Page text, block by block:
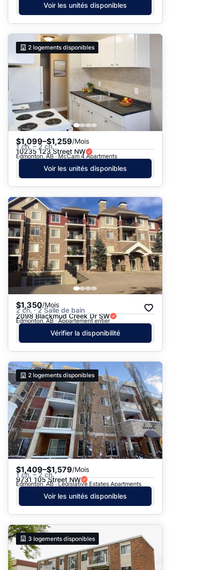
Voir les unités disponibles
2 logements disponibles
$1,099–$1,259/Mois
1 ch. – 2 ch.
10235 123 Street NW
Edmonton, AB · McCam 4 Apartments
Voir les unités disponibles
$1,350/Mois
2 ch. · 2 Salle de bain
2098 Blackmud Creek Dr SW
Edmonton, AB · Appartement entier
Vérifier la disponibilité
2 logements disponibles
$1,409–$1,579/Mois
1 ch. – 2 ch.
9731 105 Street NW
Edmonton, AB · Legislative Estates Apartments
Voir les unités disponibles
3 logements disponibles